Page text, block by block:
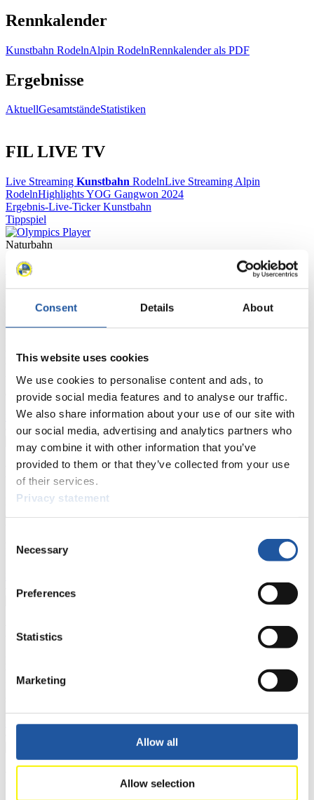
Consent Details About
This website uses cookies
We use cookies to personalise content and ads, to
provide social media features and to analyse our traffic.
We also share information about your use of our site with
our social media, advertising and analytics partners who
may combine it with other information that you’ve
provided to them or that they’ve collected from your use
of their services.
Privacy statement
Selection
Necessary
Preferences
Statistics
Marketing
Allow all
Allow selection
Rennkalender
Kunstbahn RodelnAlpin RodelnRennkalender als PDF
Ergebnisse
AktuellGesamtständeStatistiken
FIL LIVE TV
Live Streaming Kunstbahn RodelnLive Streaming Alpin
RodelnHighlights YOG Gangwon 2024
Ergebnis-Live-Ticker Kunstbahn
Tippspiel
Naturbahn
Zielgruppen Anzeigen
Für Presse- und Medienvertreter
haben Zugriff auf Athletenbiographien und Informationen zu
beantragen, die Grundregeln des Rennrodelsports einsehen und
allgemeine Neuigkeiten einholen.
>> Weiter
Für Nationale Verbände
Hier können Sie sich über allgemeine Neuigkeiten informieren, das
Ausschreibungen für Wettkämpfe herunterladen, sowie auf die
Mitgliedersektion zugreifen.
Für Ausrichter
Wettkämpfen, Anti-Doping und Fairplay einsehen, sich über
Kontaktpersonen für Wettkämpfe und Sponsoren informieren,
>> Weiter